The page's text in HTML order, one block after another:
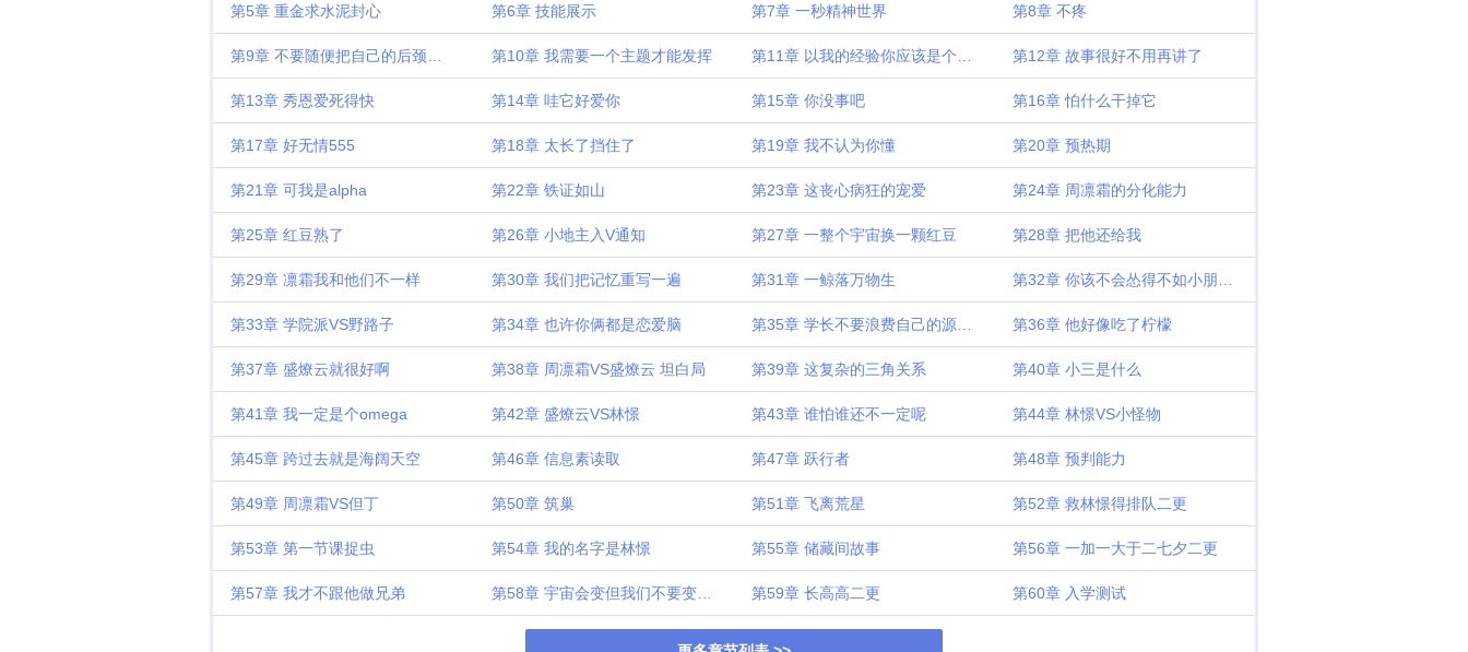
第5章 重金求水泥封心 第6章 技能展示 第7章 一秒精神世界 第8章 不疼
第10章 我需要一个主题才能发挥 第12章 故事很好不用再讲了
第13章 秀恩爱死得快 第14章 哇它好爱你 第15章 你没事吧 第16章 怕什么干掉它
第17章 好无情555 第18章 太长了挡住了 第19章 我不认为你懂 第20章 预热期
第21章 可我是alpha 第22章 铁证如山 第23章 这丧心病狂的宠爱 第24章 周凛霜的分化能力
第25章 红豆熟了 第26章 小地主入V通知 第27章 一整个宇宙换一颗红豆 第28章 把他还给我
第29章 凛霜我和他们不一样 第30章 我们把记忆重写一遍 第31章 一鲸落万物生
第33章 学院派VS野路子 第34章 也许你俩都是恋爱脑 第36章 他好像吃了柠檬
第37章 盛燎云就很好啊 第38章 周凛霜VS盛燎云 坦白局 第39章 这复杂的三角关系 第40章 小三是什么
第41章 我一定是个omega 第42章 盛燎云VS林憬 第43章 谁怕谁还不一定呢 第44章 林憬VS小怪物
第45章 跨过去就是海阔天空 第46章 信息素读取 第47章 跃行者 第48章 预判能力
第49章 周凛霜VS但丁 第50章 筑巢 第51章 飞离荒星 第52章 救林憬得排队二更
第53章 第一节课捉虫 第54章 我的名字是林憬 第55章 储藏间故事 第56章 一加一大于二七夕二更
第57章 我才不跟他做兄弟 第58章 宇宙会变但我们不要变一更 第59章 长高高二更 第60章 入学测试